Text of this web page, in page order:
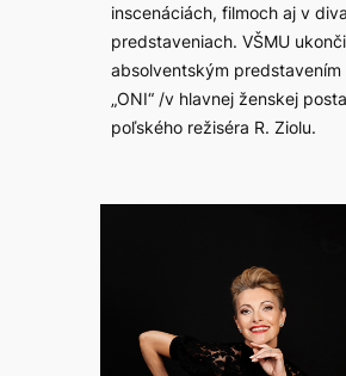
inscenáciách, filmoch aj v
predstaveniach. VŠMU
absolventským
„ONI“ /v hlavnej ženskej
poľského režiséra R. Ziolu.